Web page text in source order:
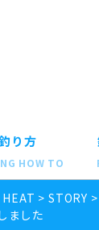
り方
HOW TO
>STORY >
ました